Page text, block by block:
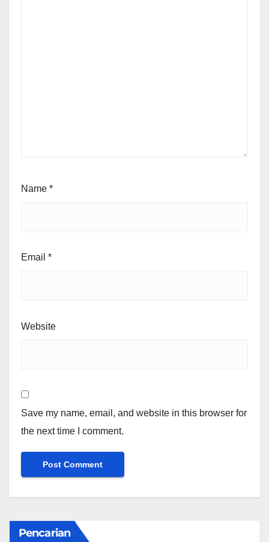
Name *
Email *
Website
Save my name, email, and website in this browser for
the next time I comment.
Pencarian